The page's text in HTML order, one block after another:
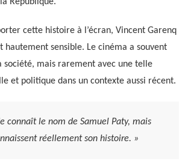
cette histoire à l’écran, Vincent Garenq
hautement sensible. Le cinéma a souvent
mais rarement avec une telle
et politique dans un contexte aussi récent.
connaît le nom de Samuel Paty, mais
réellement son histoire. »